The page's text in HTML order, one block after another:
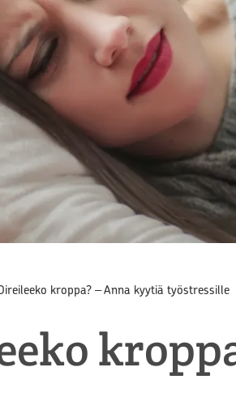
kroppa? ‒ Anna kyytiä työstressille